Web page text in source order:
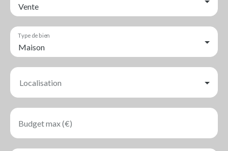
Vente
Maison
Type de bien
Localisation
Budget max (€)